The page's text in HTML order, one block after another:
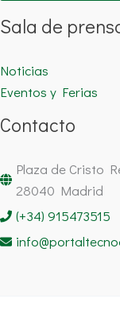
Sala de
Noticias
Eventos y Ferias
Contacto
Plaza de Cristo
28040 Madrid
(+34) 915473515